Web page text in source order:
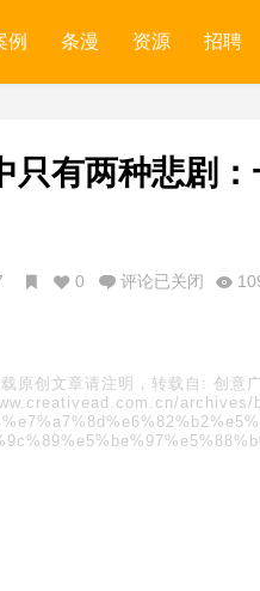
例 条漫 资源 招聘
只有两种悲剧
0 评论已关闭
原创文章请注明，转载自: 创意
archives/